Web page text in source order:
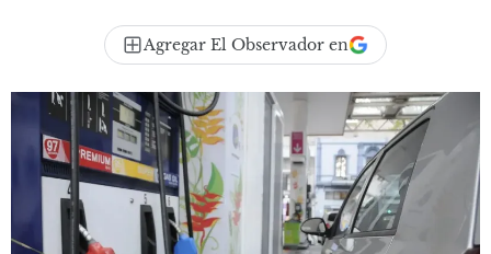
Agregar El Observador en